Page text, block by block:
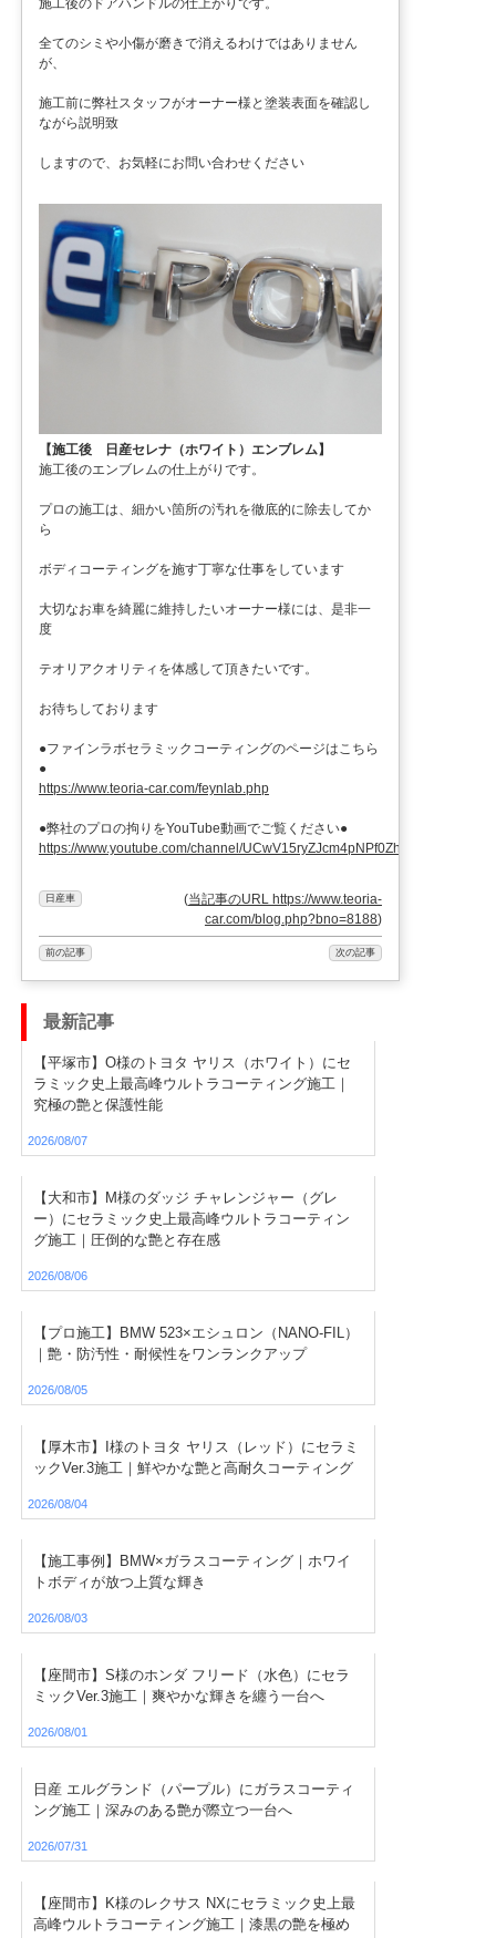
施工後のドアハンドルの仕上がりです。
全てのシミや小傷が磨きで消えるわけではありません
が、
施工前に弊社スタッフがオーナー様と塗装表面を確認し
ながら説明致
しますので、お気軽にお問い合わせください
【施工後 日産セレナ（ホワイト）エンブレム】
施工後のエンブレムの仕上がりです。
プロの施工は、細かい箇所の汚れを徹底的に除去してか
ら
ボディコーティングを施す丁寧な仕事をしています
大切なお車を綺麗に維持したいオーナー様には、是非一
度
テオリアクオリティを体感して頂きたいです。
お待ちしております
●ファインラボセラミックコーティングのページはこちら
●
https://www.teoria-car.com/feynlab.php
●弊社のプロの拘りをYouTube動画でご覧ください●
https://www.youtube.com/channel/UCwV15ryZJcm4pNPf0ZhXu9g
日産車 (当記事のURL https://www.teoria-
car.com/blog.php?bno=8188)
前の記事 次の記事
最新記事
【平塚市】O様のトヨタ ヤリス（ホワイト）にセ
ラミック史上最高峰ウルトラコーティング施工｜
究極の艶と保護性能
2026/08/07
【大和市】M様のダッジ チャレンジャー（グレ
ー）にセラミック史上最高峰ウルトラコーティン
グ施工｜圧倒的な艶と存在感
2026/08/06
【プロ施工】BMW 523×エシュロン（NANO-FIL）
｜艶・防汚性・耐候性をワンランクアップ
2026/08/05
【厚木市】I様のトヨタ ヤリス（レッド）にセラミ
ックVer.3施工｜鮮やかな艶と高耐久コーティング
2026/08/04
【施工事例】BMW×ガラスコーティング｜ホワイ
トボディが放つ上質な輝き
2026/08/03
【座間市】S様のホンダ フリード（水色）にセラ
ミックVer.3施工｜爽やかな輝きを纏う一台へ
2026/08/01
日産 エルグランド（パープル）にガラスコーティ
ング施工｜深みのある艶が際立つ一台へ
2026/07/31
【座間市】K様のレクサス NXにセラミック史上最
高峰ウルトラコーティング施工｜漆黒の艶を極め